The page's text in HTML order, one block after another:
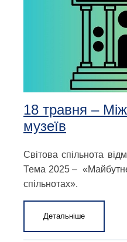
18 травня –
музеїв
Світова спільнота
Тема 2025 – «Майбутнє
спільнотах».
Детальніше